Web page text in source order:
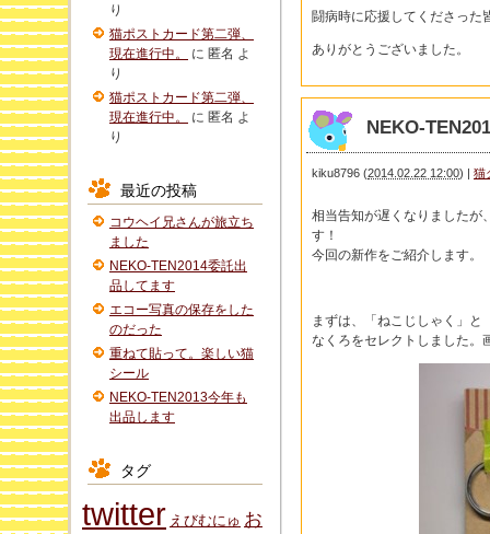
闘病時に応援してくださった
ありがとうございました。
NEKO-
kiku8796 (2014.02.22 12:00) | 猫
相当告知が遅くなりましたが
す！
今回の新作をご紹介します。
まずは、「ねこじしゃく」
なくろをセレクトしました。
り
猫ポストカード第二弾、
現在進行中。
に 匿名 よ
り
猫ポストカード第二弾、
現在進行中。
に 匿名 よ
り
最近の投稿
コウヘイ兄さんが旅立ち
ました
NEKO-TEN2014委託出
品してます
エコー写真の保存をした
のだった
重ねて貼って。楽しい猫
シール
NEKO-TEN2013今年も
出品します
タグ
twitter えびむにゅ お